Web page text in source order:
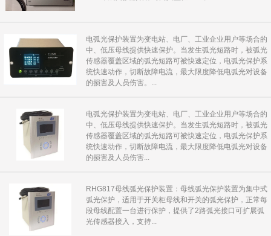
电弧光保护装置为变电站、电厂、工业企业用户等场合的
中、低压母线提供快速保护。当发生弧光短路时，被弧光
传感器覆盖区域的弧光短路可被快速定位，电弧光保护系
统快速动作，切断故障电流，最大限度降低电弧光对设备
的损害及人员伤害。...
电弧光保护装置为变电站、电厂、工业企业用户等场合的
中、低压母线提供快速保护。当发生弧光短路时，被弧光
传感器覆盖区域的弧光短路可被快速定位，电弧光保护系
统快速动作，切断故障电流，最大限度降低电弧光对设备
的损害及人员伤害...
RHG817母线弧光保护装置：母线弧光保护装置为集中式
弧光保护，适用于开关柜母线和开关的弧光保护，正常每
段母线配置一台进行保护，提供了2路弧光接口可扩展弧
光传感器接入，支持...